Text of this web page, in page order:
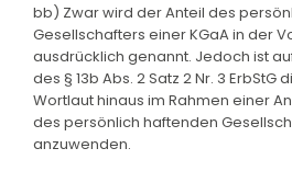
bb) Zwar wird der Anteil des
Gesellschafters einer KGaA in der
ausdrücklich genannt. Jedoch ist
des § 13b Abs. 2 Satz 2 Nr. 3
Wortlaut hinaus im Rahmen einer
des persönlich haftenden
anzuwenden.